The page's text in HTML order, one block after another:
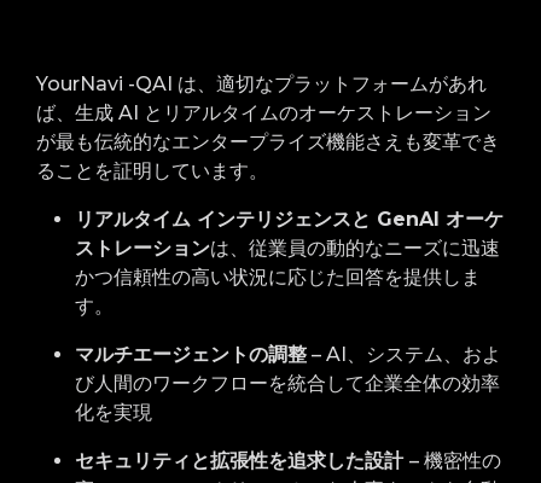
YourNavi -QAI は、適切なプラットフォームがあれ
ば、生成 AI とリアルタイムのオーケストレーション
が最も伝統的なエンタープライズ機能さえも変革でき
ることを証明しています。
リアルタイム インテリジェンスと GenAI オーケ
ストレーションは、従業員の動的なニーズに迅速
かつ信頼性の高い状況に応じた回答を提供しま
す。
マルチエージェントの調整 – AI、システム、およ
び人間のワークフローを統合して企業全体の効率
化を実現
セキュリティと拡張性を追求した設計 – 機密性の